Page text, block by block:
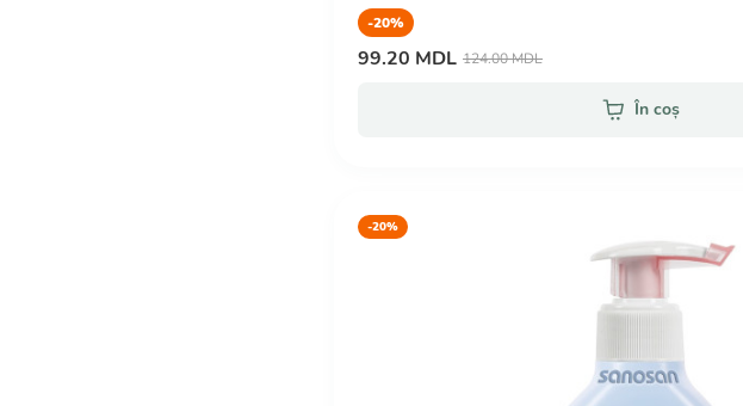
-20%
99.20 MDL 124.00 MDL
În coș
-20%